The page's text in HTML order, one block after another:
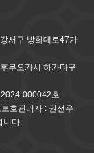
서구 방화대로47가
쿠오카시 하카타구
000042호
호관리자 : 권선우
니다.